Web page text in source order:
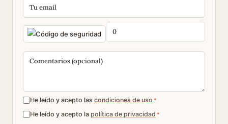
He leído y acepto las condiciones de uso *
He leído y acepto la política de privacidad *